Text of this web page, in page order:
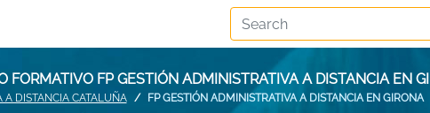
FORMATIVO FP GESTIÓN ADMINISTRATIVA A DISTANCIA EN
A DISTANCIA CATALUÑA FP GESTIÓN ADMINISTRATIVA A DISTANCIA EN GIRONA